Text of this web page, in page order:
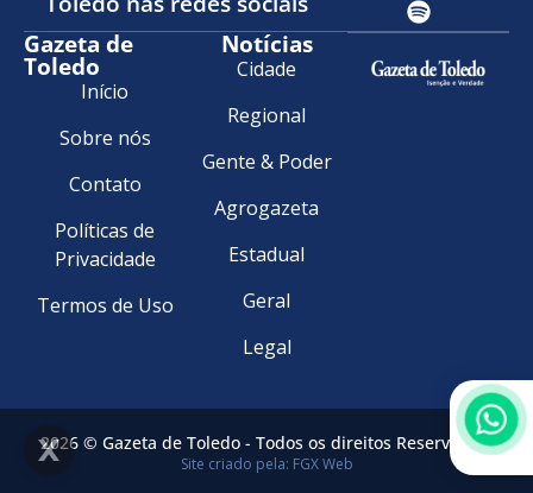
Gazeta de
Toledo
Início
Sobre nós
Contato
Políticas de
Privacidade
Termos de Uso
Notícias
Cidade
Regional
Gente & Poder
Agrogazeta
Estadual
Geral
Legal
2026 © Gazeta de Toledo - Todos os direitos Reservados.
Site criado pela: FGX Web